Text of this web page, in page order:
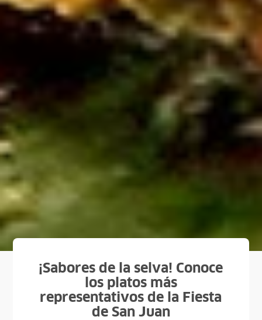
¡Sabores de la selva! Conoce
los platos más
representativos de la Fiesta
de San Juan